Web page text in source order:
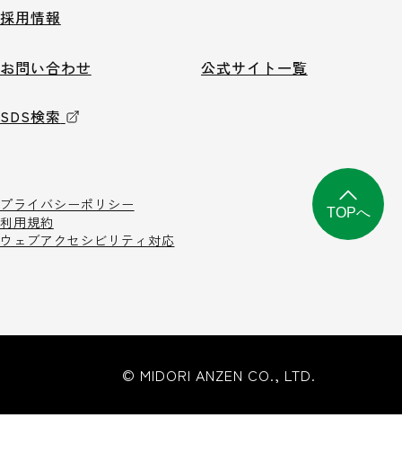
採用情報
お問い合わせ 公式サイト一覧
SDS検索
プライバシーポリシー
利用規約
ウェブアクセシビリティ対応
© MIDORI ANZEN CO., LTD.
TOPへ